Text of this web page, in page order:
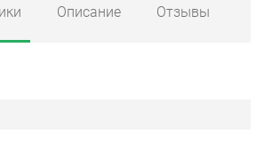
Описание Отзывы